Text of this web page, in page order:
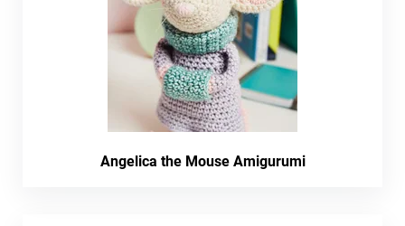
Angelica the Mouse Amigurumi